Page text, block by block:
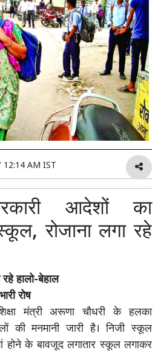
12:14 AM IST
आदेशों का
रोजाना लगा रहे
हालो-बेहाल
रोष
मंत्री अरूणा चौधरी के हलका
की मनमानी जारी है। निजी स्कूल
होने के बावजूद लगातार स्कूल लगाकर